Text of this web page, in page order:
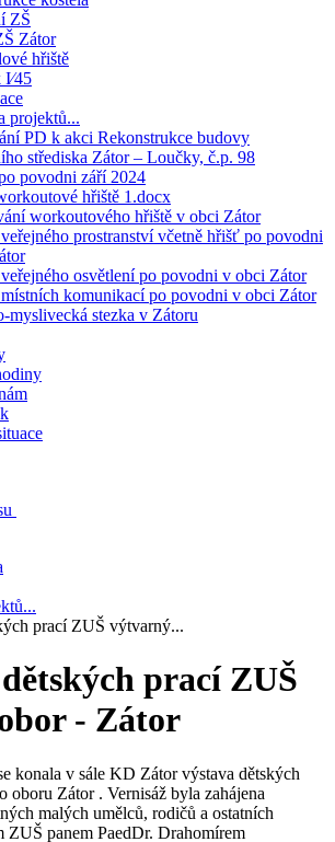
ZŠ
Zátor
hřiště
projektů...
PD k akci Rekonstrukce budovy
střediska Zátor – Loučky, č.p. 98
povodni září 2024
hřiště 1.docx
workoutového hřiště v obci Zátor
prostranství včetně hřišť po povodni
osvětlení po povodni v obci Zátor
komunikací po povodni v obci Zátor
myslivecká stezka v Zátoru
prací ZUŠ výtvarný...
prací ZUŠ
- Zátor
konala v sále KD Zátor výstava dětských
oboru Zátor . Vernisáž byla zahájena
malých umělců, rodičů a ostatních
ZUŠ panem PaedDr. Drahomírem